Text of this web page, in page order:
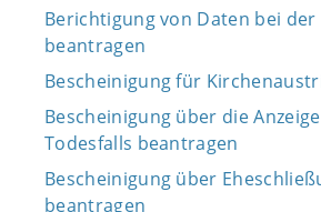
Berichtigung von Daten bei
beantragen
Bescheinigung für
Bescheinigung über die
Todesfalls beantragen
Bescheinigung über
beantragen